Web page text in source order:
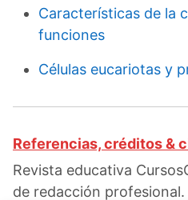
Características de la
funciones
Células eucariotas y
Referencias, créditos &
Revista educativa
de redacción